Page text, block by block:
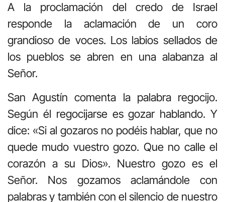
A la proclamación del credo de Israel
responde la aclamación de un coro
grandioso de voces. Los labios sellados de
los pueblos se abren en una alabanza al
Señor.
San Agustín comenta la palabra regocijo.
Según él regocijarse es gozar hablando. Y
dice: «Si al gozaros no podéis hablar, que no
quede mudo vuestro gozo. Que no calle el
corazón a su Dios». Nuestro gozo es el
Señor. Nos gozamos aclamándole con
palabras y también con el silencio de nuestro